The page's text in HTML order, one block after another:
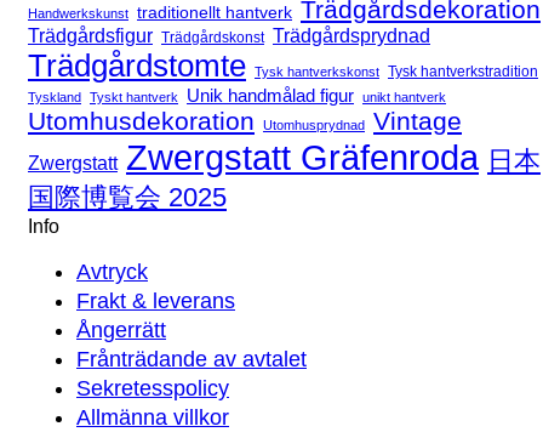
Handwerkskunst traditionellt hantverk Trädgårdsdekoration
Trädgårdsfigur Trädgårdskonst Trädgårdsprydnad
Trädgårdstomte Tysk hantverkskonst Tysk hantverkstradition
Tyskland Tyskt hantverk Unik handmålad figur unikt hantverk
Utomhusdekoration Utomhusprydnad Vintage
Zwergstatt Zwergstatt Gräfenroda 日本
国際博覧会 2025
Info
Avtryck
Frakt & leverans
Ångerrätt
Frånträdande av avtalet
Sekretesspolicy
Allmänna villkor